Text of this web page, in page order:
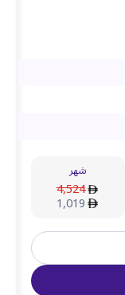
شهر
4,524
1,019